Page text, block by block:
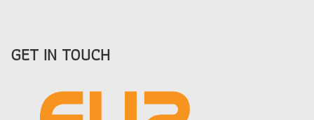
GET IN TOUCH